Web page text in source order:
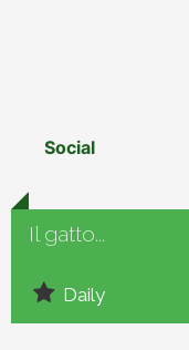
Il gatto...
Daily
Social